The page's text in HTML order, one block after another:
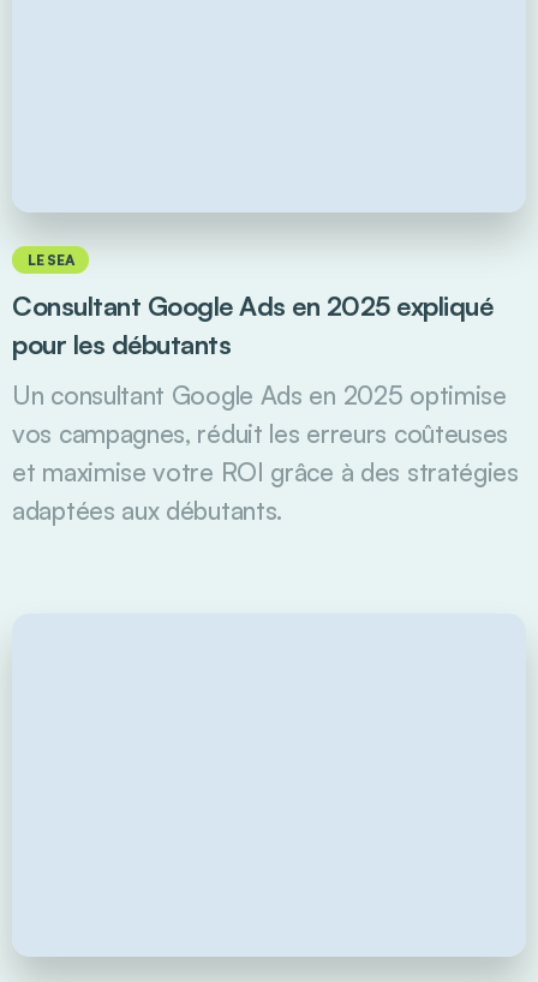
LE SEA
Consultant Google Ads en 2025 expliqué
pour les débutants
Un consultant Google Ads en 2025 optimise
vos campagnes, réduit les erreurs coûteuses
et maximise votre ROI grâce à des stratégies
adaptées aux débutants.